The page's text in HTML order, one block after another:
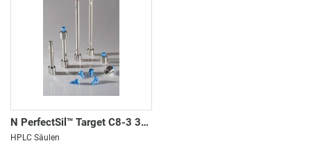
N PerfectSil™ Target C8-3 3µm
HPLC Säulen